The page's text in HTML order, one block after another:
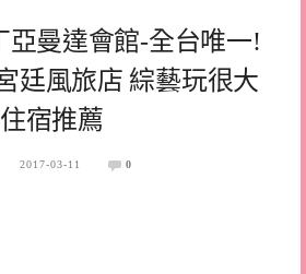
亞曼達會館-全台唯一!
廷風旅店 綜藝玩很大
宿推薦
2017-03-11 0